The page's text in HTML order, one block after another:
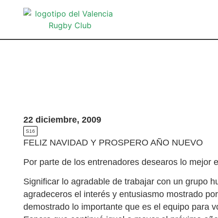
22 diciembre, 2009
S16
FELIZ NAVIDAD Y PROSPERO AÑO NUEVO
Por parte de los entrenadores desearos lo mejor
Significar lo agradable de trabajar con un grupo
agradeceros el interés y entusiasmo mostrado
demostrado lo importante que es el equipo para